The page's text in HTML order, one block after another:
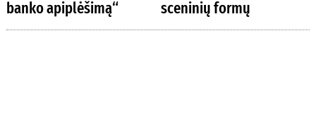
banko apiplėšimą“
sceninių formų